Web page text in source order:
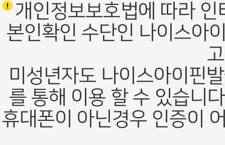
개인정보보호법에 따라
본인확인 수단인 나이스아
미성년자도 나이스아이핀
를 통해 이용 할 수 있습니
휴대폰이 아닌경우 인증이